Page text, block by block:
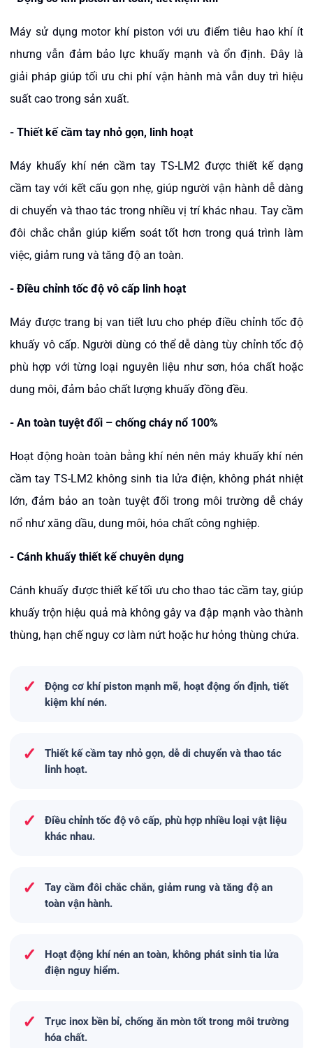
Máy sử dụng motor khí piston với ưu điểm tiêu hao khí ít
nhưng vẫn đảm bảo lực khuấy mạnh và ổn định. Đây là
giải pháp giúp tối ưu chi phí vận hành mà vẫn duy trì hiệu
suất cao trong sản xuất.
- Thiết kế cầm tay nhỏ gọn, linh hoạt
Máy khuấy khí nén cầm tay TS-LM2 được thiết kế dạng
cầm tay với kết cấu gọn nhẹ, giúp người vận hành dễ dàng
di chuyển và thao tác trong nhiều vị trí khác nhau. Tay cầm
đôi chắc chắn giúp kiểm soát tốt hơn trong quá trình làm
việc, giảm rung và tăng độ an toàn.
- Điều chỉnh tốc độ vô cấp linh hoạt
Máy được trang bị van tiết lưu cho phép điều chỉnh tốc độ
khuấy vô cấp. Người dùng có thể dễ dàng tùy chỉnh tốc độ
phù hợp với từng loại nguyên liệu như sơn, hóa chất hoặc
dung môi, đảm bảo chất lượng khuấy đồng đều.
- An toàn tuyệt đối – chống cháy nổ 100%
Hoạt động hoàn toàn bằng khí nén nên máy khuấy khí nén
cầm tay TS-LM2 không sinh tia lửa điện, không phát nhiệt
lớn, đảm bảo an toàn tuyệt đối trong môi trường dễ cháy
nổ như xăng dầu, dung môi, hóa chất công nghiệp.
- Cánh khuấy thiết kế chuyên dụng
Cánh khuấy được thiết kế tối ưu cho thao tác cầm tay, giúp
khuấy trộn hiệu quả mà không gây va đập mạnh vào thành
thùng, hạn chế nguy cơ làm nứt hoặc hư hỏng thùng chứa.
✓
Động cơ khí piston mạnh mẽ, hoạt động ổn định, tiết
kiệm khí nén.
✓
Thiết kế cầm tay nhỏ gọn, dễ di chuyển và thao tác
linh hoạt.
✓
Điều chỉnh tốc độ vô cấp, phù hợp nhiều loại vật liệu
khác nhau.
✓
Tay cầm đôi chắc chắn, giảm rung và tăng độ an
toàn vận hành.
✓
Hoạt động khí nén an toàn, không phát sinh tia lửa
điện nguy hiểm.
✓
Trục inox bền bỉ, chống ăn mòn tốt trong môi trường
hóa chất.